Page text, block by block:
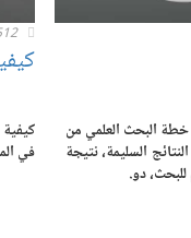
البحث العلمي من
السليمة، نتيجة
دو.
في